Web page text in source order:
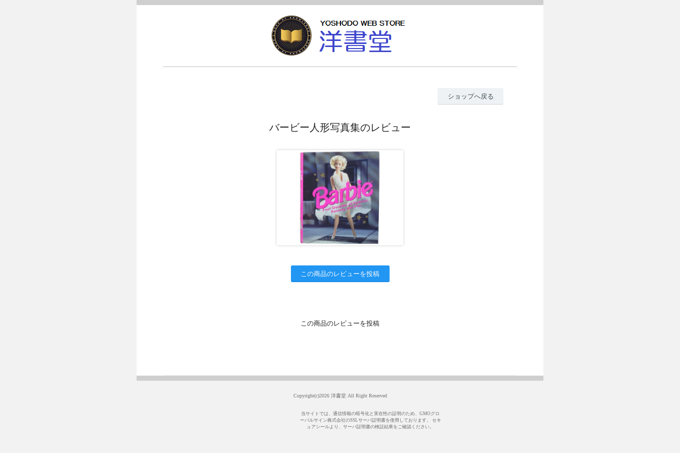
ショップへ戻る
バービー人形写真集のレビュー
この商品のレビューを投稿
この商品のレビューを投稿
Copyright(c)2026 洋書堂 All Right Reserved
当サイトでは、通信情報の暗号化と実在性の証明のため、GMOグロ
ーバルサイン株式会社のSSLサーバ証明書を使用しております。 セキ
ュアシールより、サーバ証明書の検証結果をご確認ください。